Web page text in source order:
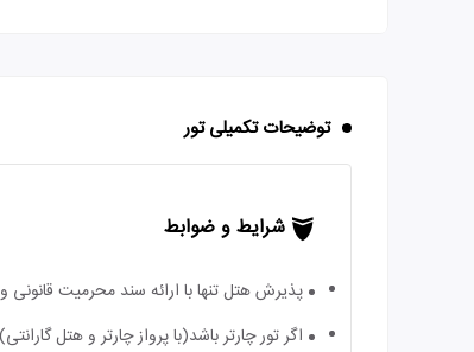
توضیحات تکمیلی تور
شرایط و ضوابط
پذیرش هتل تنها با ارائه سند محرمیت
اگر تور چارتر باشد(با پرواز چارتر و هتل